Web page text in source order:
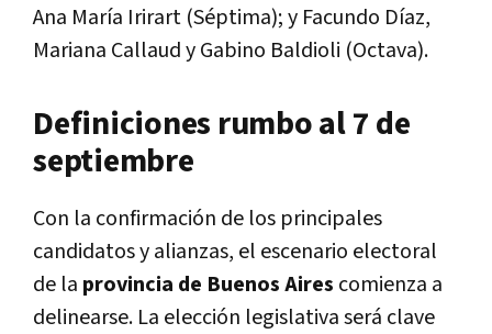
Ana María Irirart (Séptima); y Facundo Díaz,
Mariana Callaud y Gabino Baldioli (Octava).
Definiciones rumbo al 7 de
septiembre
Con la confirmación de los principales
candidatos y alianzas, el escenario electoral
de la provincia de Buenos Aires comienza a
delinearse. La elección legislativa será clave